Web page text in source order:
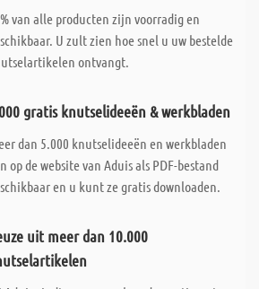
van alle producten zijn voorradig en
U zult zien hoe snel u uw bestelde
ontvangt.
gratis knutselideeën & werkbladen
dan 5.000 knutselideeën en werkbladen
op de website van Aduis als PDF-bestand
en u kunt ze gratis downloaden.
uit meer dan 10.000